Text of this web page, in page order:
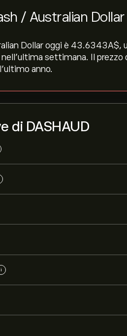
/ Australian Dollar
Dollar oggi è
settimana. Il prezzo
anno.
di DASHAUD
i